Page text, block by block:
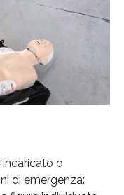
o
di emergenza: